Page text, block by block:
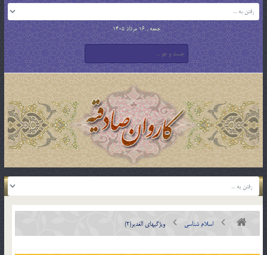
جمعه , 16 مرداد 1405
اسلام شناسی ویژگیهای الغدیر(2)